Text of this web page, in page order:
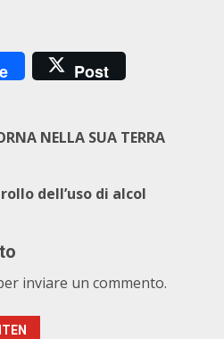
Post
NELLA SUA TERRA
dell’uso di alcol
inviare un commento.